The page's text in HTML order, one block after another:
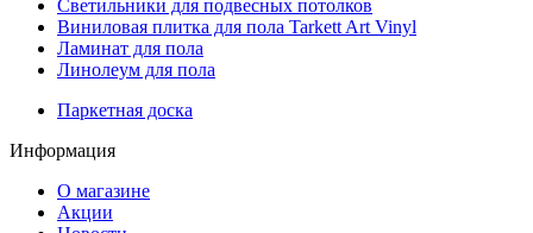
Светильники для подвесных потолков
Виниловая плитка для пола Tarkett Art Vinyl
Ламинат для пола
Линолеум для пола
Паркетная доска
Информация
О магазине
Акции